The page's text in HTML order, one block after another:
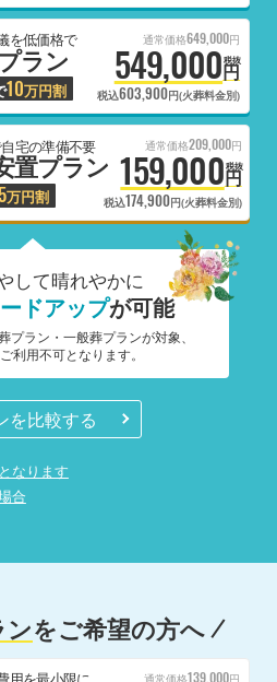
を低価格で
ラン
10万円割
通常価格649,000円
549,000円
税抜
税込603,900円(火葬料金別)
宅の準備不要
置プラン
万円割
通常価格209,000円
159,000円
税抜
税込174,900円(火葬料金別)
して晴れやかに
ドアップが可能
プラン・一般葬プランが対象、
利用不可となります。
を比較する
なります
合
をご希望の方へ
用を最小限に 通常価格139,000円